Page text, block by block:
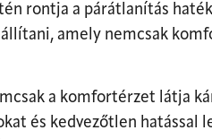
rontja a párátlanítás
amely nemcsak
a komfortérzet látja
és kedvezőtlen hatással